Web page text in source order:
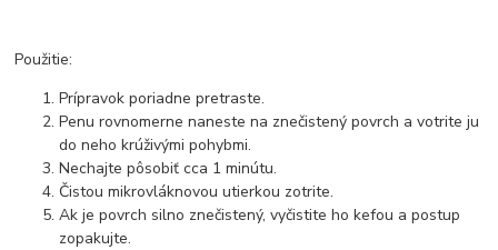
Použitie:
Prípravok poriadne pretraste.
Penu rovnomerne naneste na znečistený povrch a votrite ju
do neho krúživými pohybmi.
Nechajte pôsobiť cca 1 minútu.
Čistou mikrovláknovou utierkou zotrite.
Ak je povrch silno znečistený, vyčistite ho kefou a postup
zopakujte.